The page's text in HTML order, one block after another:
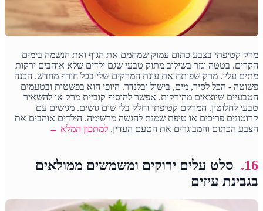
מרק קטיפתי בצבע כתום עמוק שמחמם את הגוף ואת הנשמה בימים
הקרים. בטטה וגזר בשילוב מתוק טבעי שגם ילדים שלא אוהבים ירקות
מתים עליו. מרק שפותח את עונת המרקים שלי בכל חורף מחדש. הכנה
פשוטה - הכל לסיר, מים, בישול ובלנדר. היופי הוא בפשטות ובטעמים
הטבעיים שיוצאים מהירקות. אפשר להוסיף קוביית מרק או להשאיר
טבעי לחלוטין. המרקם קטיפתי וחלק בלי שום גושים. מגישים עם
קרוטונים פריכים או טיפת שמנת להגשה מרשימה. הילדים אוהבים את
הצבע הכתום והמבוגרים את הטעם העדין.למתכון המלא ←
16.
סלט עלים ירוקים ומשמשים ממולאים
בגבינת עיזים